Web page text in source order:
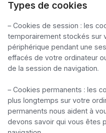
Types de cookies
– Cookies de session : les
temporairement stockés sur
périphérique pendant une
effacés de votre ordinateur
de la session de navigation.
– Cookies permanents : les
plus longtemps sur votre
permanents nous aident à
devons savoir qui vous êtes